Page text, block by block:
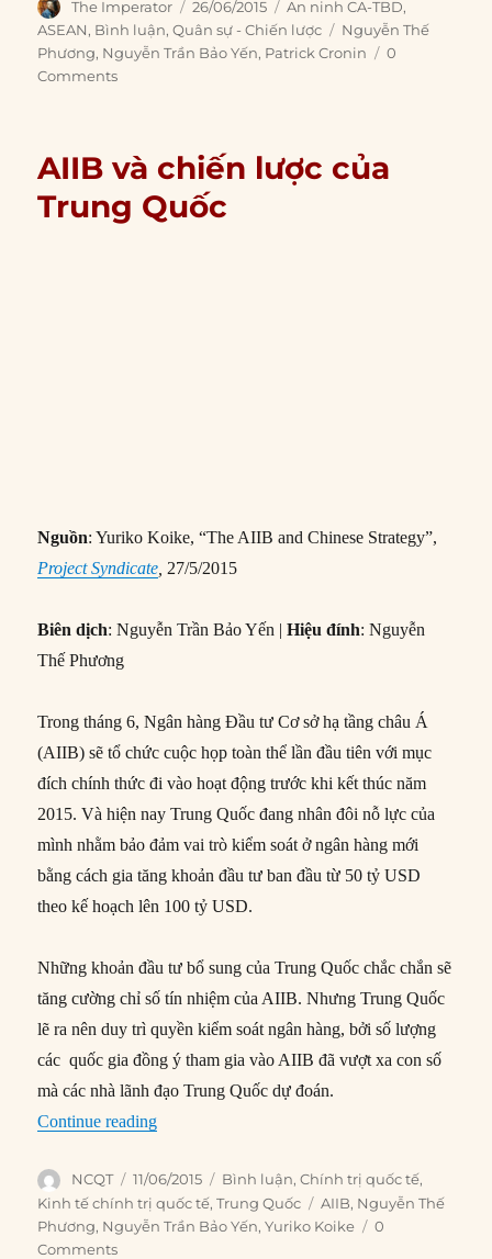
Author
The Imperator
Posted
on
26/06/2015 Categories
An ninh CA-TBD,
ASEAN, Bình luận,Quân sự - Chiến lược Tags
Nguyễn Thế
Phương, Nguyễn Trần Bảo Yến, Patrick Cronin
0
Comments
AIIB và chiến lược của
Trung Quốc
Nguồn: Yuriko Koike, “The AIIB and Chinese Strategy”,
Project Syndicate,27/5/2015
Biên dịch: Nguyễn Trần Bảo Yến |Hiệu đính: Nguyễn
Thế Phương
Trong tháng 6, Ngân hàng Đầu tư Cơ sở hạ tầng châu Á
(AIIB) sẽ tổ chức cuộc họp toàn thể lần đầu tiên với mục
đích chính thức đi vào hoạt động trước khi kết thúc năm
2015. Và hiện nay Trung Quốc đang nhân đôi nỗ lực của
mình nhằm bảo đảm vai trò kiểm soát ở ngân hàng mới
bằng cách gia tăng khoản đầu tư ban đầu từ 50 tỷ USD
theo kế hoạch lên 100 tỷ USD.
Những khoản đầu tư bổ sung của Trung Quốc chắc chắn sẽ
tăng cường chỉ số tín nhiệm của AIIB. Nhưng Trung Quốc
lẽ ra nên duy trì quyền kiểm soát ngân hàng, bởi số lượng
các quốc gia đồng ý tham gia vào AIIB đã vượt xa con số
mà các nhà lãnh đạo Trung Quốc dự đoán.
Continue reading“AIIB và chiến lược của Trung Quốc”
Author
NCQT
Posted
on
11/06/2015 Categories
Bình luận,Chính trị quốc tế,
Kinh tế chính trị quốc tế,Trung Quốc Tags
AIIB, Nguyễn Thế
Phương, Nguyễn Trần Bảo Yến,Yuriko Koike
0
Comments